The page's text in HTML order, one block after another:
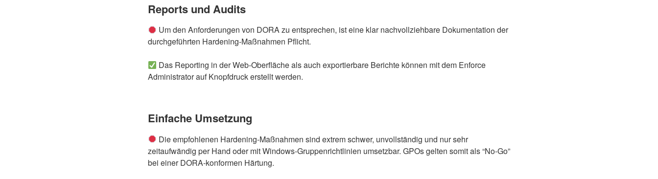
Reports und Audits
Um den Anforderungen von DORA zu entsprechen, ist eine klar nachvollziehbare Dokumentation der
durchgeführten Hardening-Maßnahmen Pflicht.
Das Reporting in der Web-Oberfläche als auch exportierbare Berichte können mit dem Enforce
Administrator auf Knopfdruck erstellt werden.
Einfache Umsetzung
Die empfohlenen Hardening-Maßnahmen sind extrem schwer, unvollständig und nur sehr
zeitaufwändig per Hand oder mit Windows-Gruppenrichtlinien umsetzbar. GPOs gelten somit als “No-Go”
bei einer DORA-konformen Härtung.